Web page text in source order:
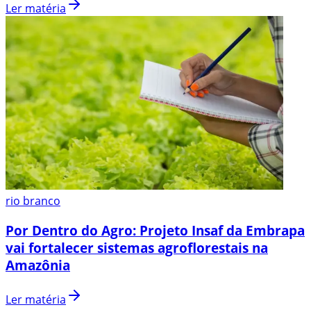
Ler matéria
rio branco
Por Dentro do Agro: Projeto Insaf da Embrapa
vai fortalecer sistemas agroflorestais na
Amazônia
Ler matéria